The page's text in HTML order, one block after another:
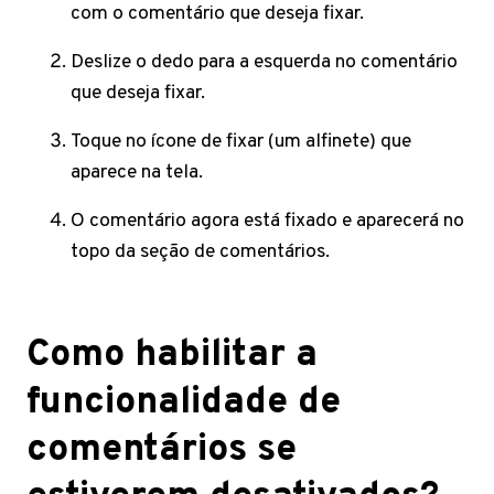
com o comentário que deseja fixar.
Deslize o dedo para a esquerda no comentário
que deseja fixar.
Toque no ícone de fixar (um alfinete) que
aparece na tela.
O comentário agora está fixado e aparecerá no
topo da seção de comentários.
Como habilitar a
funcionalidade de
comentários se